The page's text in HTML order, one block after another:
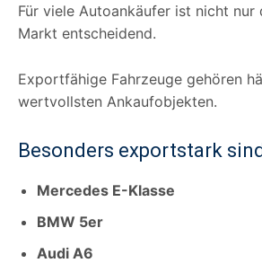
Für viele Autoankäufer ist nicht nur
Markt entscheidend.
Exportfähige Fahrzeuge gehören
wertvollsten Ankaufobjekten.
Besonders exportstark
Mercedes E-Klasse
BMW 5er
Audi A6